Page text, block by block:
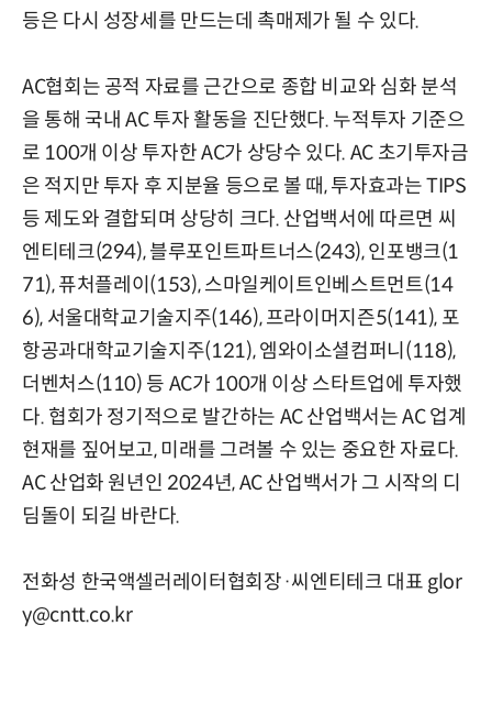
등은 다시 성장세를 만드는데 촉매제가 될 수 있다.
AC협회는 공적 자료를 근간으로 종합 비교와 심화 분석
을 통해 국내 AC 투자 활동을 진단했다. 누적투자 기준으
로 100개 이상 투자한 AC가 상당수 있다. AC 초기투자금
은 적지만 투자 후 지분율 등으로 볼 때, 투자효과는 TIPS
등 제도와 결합되며 상당히 크다. 산업백서에 따르면 씨
엔티테크(294), 블루포인트파트너스(243), 인포뱅크(1
71), 퓨처플레이(153), 스마일케이트인베스트먼트(14
6), 서울대학교기술지주(146), 프라이머지즌5(141), 포
항공과대학교기술지주(121), 엠와이소셜컴퍼니(118),
더벤처스(110) 등 AC가 100개 이상 스타트업에 투자했
다. 협회가 정기적으로 발간하는 AC 산업백서는 AC 업계
현재를 짚어보고, 미래를 그려볼 수 있는 중요한 자료다.
AC 산업화 원년인 2024년, AC 산업백서가 그 시작의 디
딤돌이 되길 바란다.
전화성 한국액셀러레이터협회장·씨엔티테크 대표 glor
y@cntt.co.kr